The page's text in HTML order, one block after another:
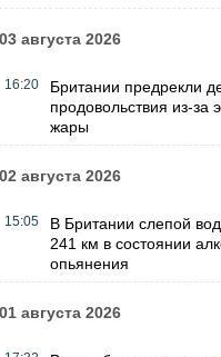
03 августа 2026
16:20
Британии предрекли
продовольствия из-за
жары
02 августа 2026
15:05
В Британии слепой
241 км в состоянии
опьянения
01 августа 2026